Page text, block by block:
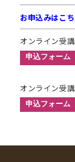
お申込みはこ
オンライン受
オンライン受